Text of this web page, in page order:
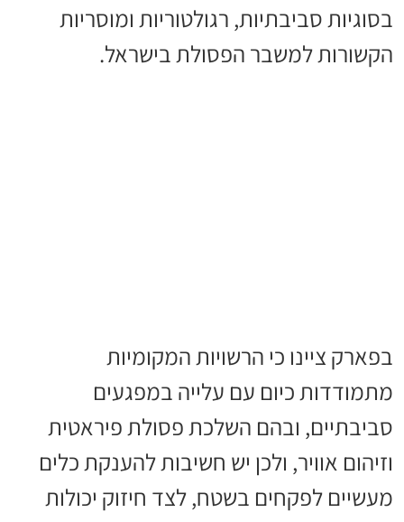
בסוגיות סביבתיות, רגולטוריות ומוסריות
הקשורות למשבר הפסולת בישראל.
בפארק ציינו כי הרשויות המקומיות
מתמודדות כיום עם עלייה במפגעים
סביבתיים, ובהם השלכת פסולת פיראטית
וזיהום אוויר, ולכן יש חשיבות להענקת כלים
מעשיים לפקחים בשטח, לצד חיזוק יכולות